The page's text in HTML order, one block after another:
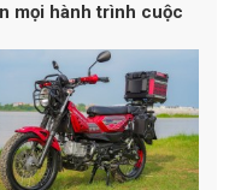
mọi hành trình cuộc